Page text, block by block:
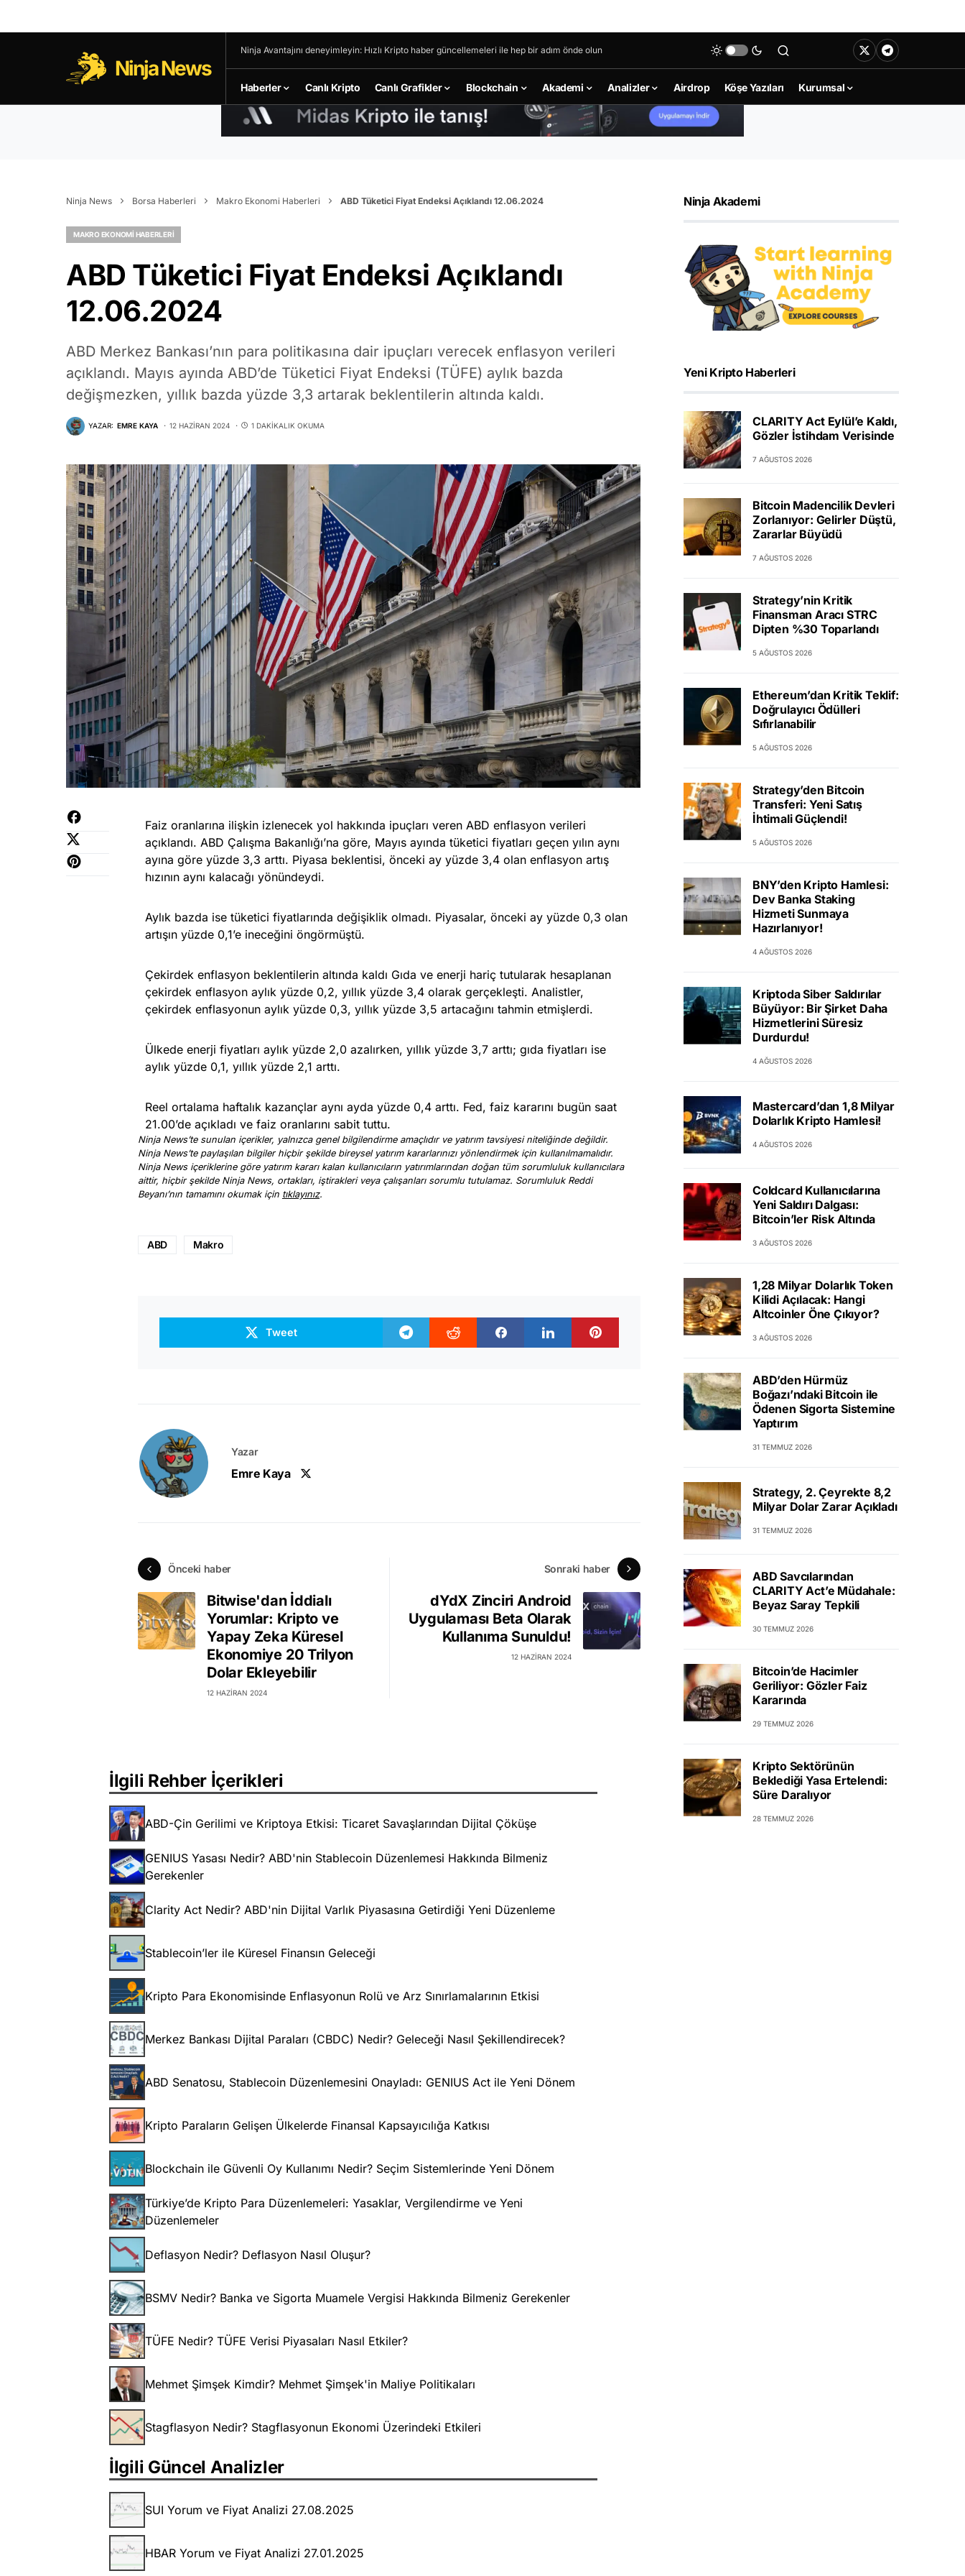
Ninja News
Ninja Avantajını deneyimleyin: Hızlı Kripto haber güncellemeleri ile hep bir adım önde olun
Haberler Canlı Kripto Canlı Grafikler Blockchain Akademi Analizler Airdrop Köşe Yazıları Kurumsal
Ninja News Borsa Haberleri Makro Ekonomi Haberleri ABD Tüketici Fiyat Endeksi Açıklandı 12.06.2024
MAKRO EKONOMI HABERLERI
ABD Tüketici Fiyat Endeksi Açıklandı
12.06.2024
ABD Merkez Bankası’nın para politikasına dair ipuçları verecek enflasyon verileri
açıklandı. Mayıs ayında ABD’de Tüketici Fiyat Endeksi (TÜFE) aylık bazda
değişmezken, yıllık bazda yüzde 3,3 artarak beklentilerin altında kaldı.
YAZAR: EMRE KAYA 12 HAZIRAN 2024 1 DAKIKALIK OKUMA
Faiz oranlarına ilişkin izlenecek yol hakkında ipuçları veren ABD enflasyon verileri
açıklandı. ABD Çalışma Bakanlığı’na göre, Mayıs ayında tüketici fiyatları geçen yılın aynı
ayına göre yüzde 3,3 arttı. Piyasa beklentisi, önceki ay yüzde 3,4 olan enflasyon artış
hızının aynı kalacağı yönündeydi.
Aylık bazda ise tüketici fiyatlarında değişiklik olmadı. Piyasalar, önceki ay yüzde 0,3 olan
artışın yüzde 0,1’e ineceğini öngörmüştü.
Çekirdek enflasyon beklentilerin altında kaldı Gıda ve enerji hariç tutularak hesaplanan
çekirdek enflasyon aylık yüzde 0,2, yıllık yüzde 3,4 olarak gerçekleşti. Analistler,
çekirdek enflasyonun aylık yüzde 0,3, yıllık yüzde 3,5 artacağını tahmin etmişlerdi.
Ülkede enerji fiyatları aylık yüzde 2,0 azalırken, yıllık yüzde 3,7 arttı; gıda fiyatları ise
aylık yüzde 0,1, yıllık yüzde 2,1 arttı.
Reel ortalama haftalık kazançlar aynı ayda yüzde 0,4 arttı. Fed, faiz kararını bugün saat
21.00’de açıkladı ve faiz oranlarını sabit tuttu.
Ninja News’te sunulan içerikler, yalnızca genel bilgilendirme amaçlıdır ve yatırım tavsiyesi niteliğinde değildir.
Ninja News’te paylaşılan bilgiler hiçbir şekilde bireysel yatırım kararlarınızı yönlendirmek için kullanılmamalıdır.
Ninja News içeriklerine göre yatırım kararı kalan kullanıcıların yatırımlarından doğan tüm sorumluluk kullanıcılara
aittir, hiçbir şekilde Ninja News, ortakları, iştirakleri veya çalışanları sorumlu tutulamaz. Sorumluluk Reddi
Beyanı’nın tamamını okumak için tıklayınız.
ABD Makro
Tweet
Yazar
Emre Kaya
Önceki haber
Bitwise'dan İddialı
Yorumlar: Kripto ve
Yapay Zeka Küresel
Ekonomiye 20 Trilyon
Dolar Ekleyebilir
12 HAZIRAN 2024
Sonraki haber
dYdX Zinciri Android
Uygulaması Beta Olarak
Kullanıma Sunuldu!
12 HAZIRAN 2024
İlgili Rehber İçerikleri
ABD-Çin Gerilimi ve Kriptoya Etkisi: Ticaret Savaşlarından Dijital Çöküşe
GENIUS Yasası Nedir? ABD'nin Stablecoin Düzenlemesi Hakkında Bilmeniz
Gerekenler
Clarity Act Nedir? ABD'nin Dijital Varlık Piyasasına Getirdiği Yeni Düzenleme
Stablecoin’ler ile Küresel Finansın Geleceği
Kripto Para Ekonomisinde Enflasyonun Rolü ve Arz Sınırlamalarının Etkisi
Merkez Bankası Dijital Paraları (CBDC) Nedir? Geleceği Nasıl Şekillendirecek?
ABD Senatosu, Stablecoin Düzenlemesini Onayladı: GENIUS Act ile Yeni Dönem
Kripto Paraların Gelişen Ülkelerde Finansal Kapsayıcılığa Katkısı
Blockchain ile Güvenli Oy Kullanımı Nedir? Seçim Sistemlerinde Yeni Dönem
Türkiye’de Kripto Para Düzenlemeleri: Yasaklar, Vergilendirme ve Yeni
Düzenlemeler
Deflasyon Nedir? Deflasyon Nasıl Oluşur?
BSMV Nedir? Banka ve Sigorta Muamele Vergisi Hakkında Bilmeniz Gerekenler
TÜFE Nedir? TÜFE Verisi Piyasaları Nasıl Etkiler?
Mehmet Şimşek Kimdir? Mehmet Şimşek'in Maliye Politikaları
Stagflasyon Nedir? Stagflasyonun Ekonomi Üzerindeki Etkileri
İlgili Güncel Analizler
SUI Yorum ve Fiyat Analizi 27.08.2025
HBAR Yorum ve Fiyat Analizi 27.01.2025
Ninja Akademi
Yeni Kripto Haberleri
CLARITY Act Eylül’e Kaldı,
Gözler İstihdam Verisinde
7 AĞUSTOS 2026
Bitcoin Madencilik Devleri
Zorlanıyor: Gelirler Düştü,
Zararlar Büyüdü
7 AĞUSTOS 2026
Strategy’nin Kritik
Finansman Aracı STRC
Dipten %30 Toparlandı
5 AĞUSTOS 2026
Ethereum’dan Kritik Teklif:
Doğrulayıcı Ödülleri
Sıfırlanabilir
5 AĞUSTOS 2026
Strategy’den Bitcoin
Transferi: Yeni Satış
İhtimali Güçlendi!
5 AĞUSTOS 2026
BNY’den Kripto Hamlesi:
Dev Banka Staking
Hizmeti Sunmaya
Hazırlanıyor!
4 AĞUSTOS 2026
Kriptoda Siber Saldırılar
Büyüyor: Bir Şirket Daha
Hizmetlerini Süresiz
Durdurdu!
4 AĞUSTOS 2026
Mastercard’dan 1,8 Milyar
Dolarlık Kripto Hamlesi!
4 AĞUSTOS 2026
Coldcard Kullanıcılarına
Yeni Saldırı Dalgası:
Bitcoin’ler Risk Altında
3 AĞUSTOS 2026
1,28 Milyar Dolarlık Token
Kilidi Açılacak: Hangi
Altcoinler Öne Çıkıyor?
3 AĞUSTOS 2026
ABD’den Hürmüz
Boğazı’ndaki Bitcoin ile
Ödenen Sigorta Sistemine
Yaptırım
31 TEMMUZ 2026
Strategy, 2. Çeyrekte 8,2
Milyar Dolar Zarar Açıkladı
31 TEMMUZ 2026
ABD Savcılarından
CLARITY Act’e Müdahale:
Beyaz Saray Tepkili
30 TEMMUZ 2026
Bitcoin’de Hacimler
Geriliyor: Gözler Faiz
Kararında
29 TEMMUZ 2026
Kripto Sektörünün
Beklediği Yasa Ertelendi:
Süre Daralıyor
28 TEMMUZ 2026